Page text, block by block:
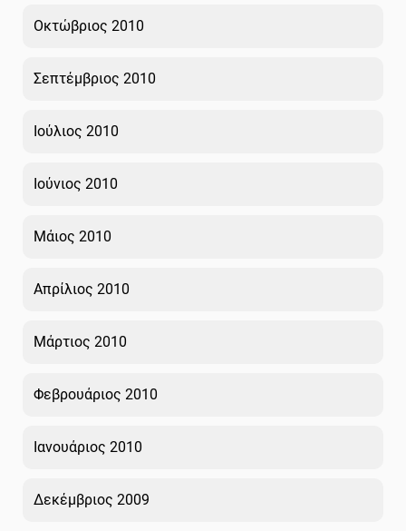
Οκτώβριος 2010
Σεπτέμβριος 2010
Ιούλιος 2010
Ιούνιος 2010
Μάιος 2010
Απρίλιος 2010
Μάρτιος 2010
Φεβρουάριος 2010
Ιανουάριος 2010
Δεκέμβριος 2009